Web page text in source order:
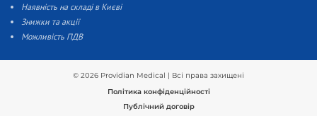
Наявність на складі в Києві
Знижки та акції
Можливість ПДВ
© 2026 Providian Medical | Всі права захищені
Політика конфіденційності
Публічний договір